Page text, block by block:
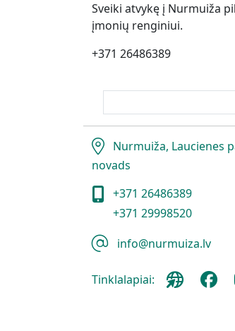
Sveiki atvykę į Nurmuiža
įmonių renginiui.
+371 26486389
Nurmuiža, Laucienes
novads
+371 26486389
+371 29998520
info@nurmuiza.lv
Tinklalapiai: